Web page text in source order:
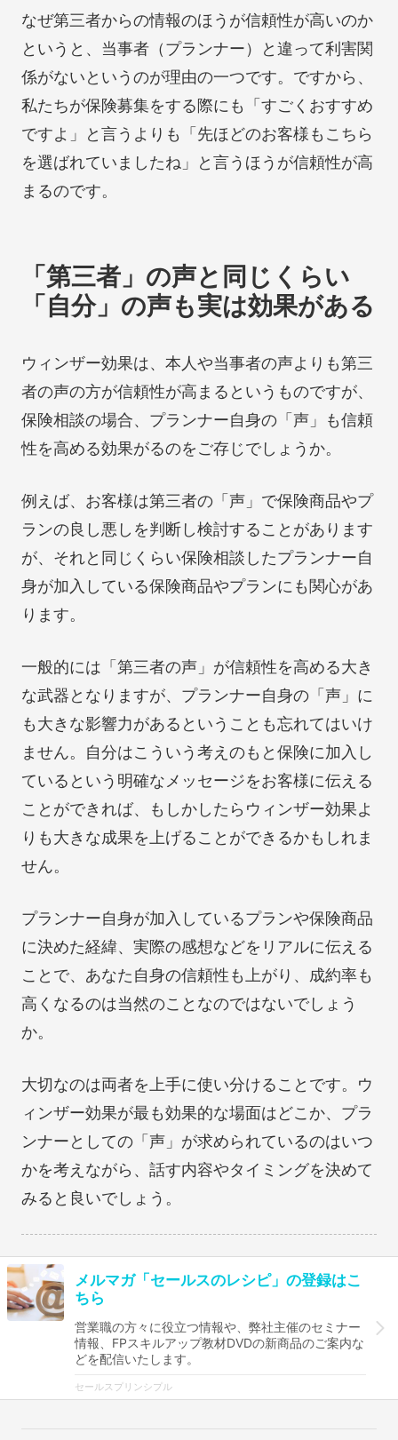
なぜ第三者からの情報のほうが信頼性が高いのか
というと、当事者（プランナー）と違って利害関
係がないというのが理由の一つです。ですから、
私たちが保険募集をする際にも「すごくおすすめ
ですよ」と言うよりも「先ほどのお客様もこちら
を選ばれていましたね」と言うほうが信頼性が高
まるのです。
「第三者」の声と同じくらい
「自分」の声も実は効果がある
ウィンザー効果は、本人や当事者の声よりも第三
者の声の方が信頼性が高まるというものですが、
保険相談の場合、プランナー自身の「声」も信頼
性を高める効果がるのをご存じでしょうか。
例えば、お客様は第三者の「声」で保険商品やプ
ランの良し悪しを判断し検討することがあります
が、それと同じくらい保険相談したプランナー自
身が加入している保険商品やプランにも関心があ
ります。
一般的には「第三者の声」が信頼性を高める大き
な武器となりますが、プランナー自身の「声」に
も大きな影響力があるということも忘れてはいけ
ません。自分はこういう考えのもと保険に加入し
ているという明確なメッセージをお客様に伝える
ことができれば、もしかしたらウィンザー効果よ
りも大きな成果を上げることができるかもしれま
せん。
プランナー自身が加入しているプランや保険商品
に決めた経緯、実際の感想などをリアルに伝える
ことで、あなた自身の信頼性も上がり、成約率も
高くなるのは当然のことなのではないでしょう
か。
大切なのは両者を上手に使い分けることです。ウ
ィンザー効果が最も効果的な場面はどこか、プラ
ンナーとしての「声」が求められているのはいつ
かを考えながら、話す内容やタイミングを決めて
みると良いでしょう。
メルマガ「セールスのレシピ」の登録はこ
ちら
営業職の方々に役立つ情報や、弊社主催のセミナー
情報、FPスキルアップ教材DVDの新商品のご案内な
どを配信いたします。
セールスプリンシプル